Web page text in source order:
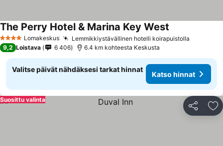
4 TähtiluokitusLomakeskus Lemmikkiystävällinen hotelli koirapuistolla
The Perry Hotel & Marina Key West
9,2 Loistava 6 406 6.4 km kohteesta Keskusta
Valitse päivät nähdäksesi tarkat hinnat
Katso hinnat
Jaa
Suosittu valinta